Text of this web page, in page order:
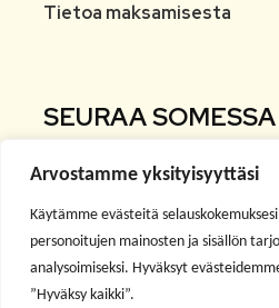
Arvostamme yksityisyyttäsi
Käytämme evästeitä
personoitujen mainosten ja sisällön
analysoimiseksi. Hyväksyt
”Hyväksy kaikki”.
Tietoa maksamisesta
SEURAA SOMESSA
Facebook
Instagram